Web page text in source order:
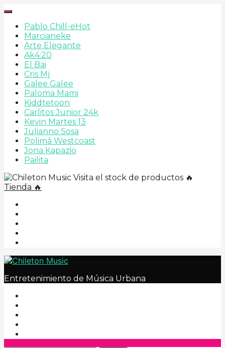
Pablo Chill-eHot
Marcianeke
Arte Elegante
Ak4:20
El Bai
Cris Mj
Galee Galee
Paloma Mami
Kiddtetoon
Carlitos Junior 24k
Kevin Martes 13
Julianno Sosa
Polimá Westcoast
Jona Kapazio
Pailita
Visita el stock de productos 🔥
Tienda 🔥
Entretenimiento de Música Urbana